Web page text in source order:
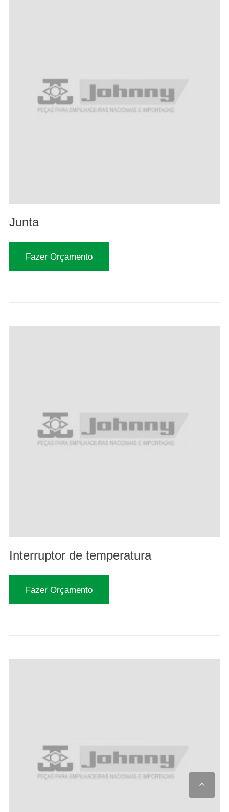
Junta
Fazer Orçamento
Interruptor de temperatura
Fazer Orçamento